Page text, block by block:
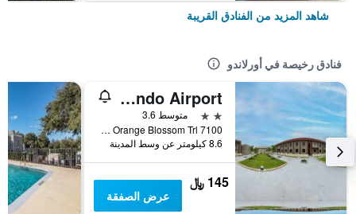
شاهد المزيد من الفنادق القريبة
فنادق رخيصة في أورلاندو
OYO Hotel Orlando Airport
2 نجمتين
متوسط 3.6
7100 s Orange Blossom Trl, أورلاندو, FL, الولايات المتحدة الأميريكية
8.6 كيلومتر عن وسط المدينة
145 ﷼
عرض الصفقة